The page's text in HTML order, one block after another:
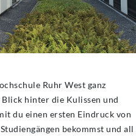
Ruhr West ganz
hinter die Kulissen und
du einen ersten Eindruck von
bekommst und all